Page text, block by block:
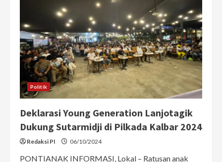
di
Sintang
Politik
Deklarasi Young Generation Lanjotagik
Dukung Sutarmidji di Pilkada Kalbar 2024
Redaksi PI 06/10/2024
PONTIANAK INFORMASI, Lokal – Ratusan anak